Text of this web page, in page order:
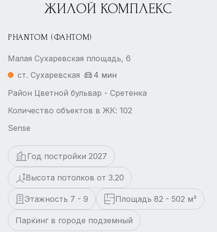
ЖИЛОЙ КОМПЛЕКС
PHANTOM (ФАНТОМ)
Малая Сухаревская площадь, 6
ст. Сухаревская
4 мин
Район Цветной бульвар - Сретенка
Количество объектов в ЖК: 102
Sense
Год постройки 2027
Высота потолков от 3.20
Этажность 7 - 9 Площадь 82 - 502 м²
Паркинг в городе подземный